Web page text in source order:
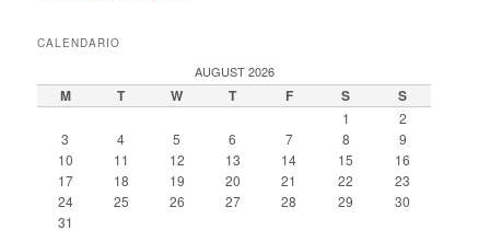
CALENDARIO
AUGUST 2026
M T W T F S S
1
2
3
4 5 6 7 8
9
10
11 12 13 14 15
16
17
18 19 20 21 22
23
24
25 26 27 28 29
30
31